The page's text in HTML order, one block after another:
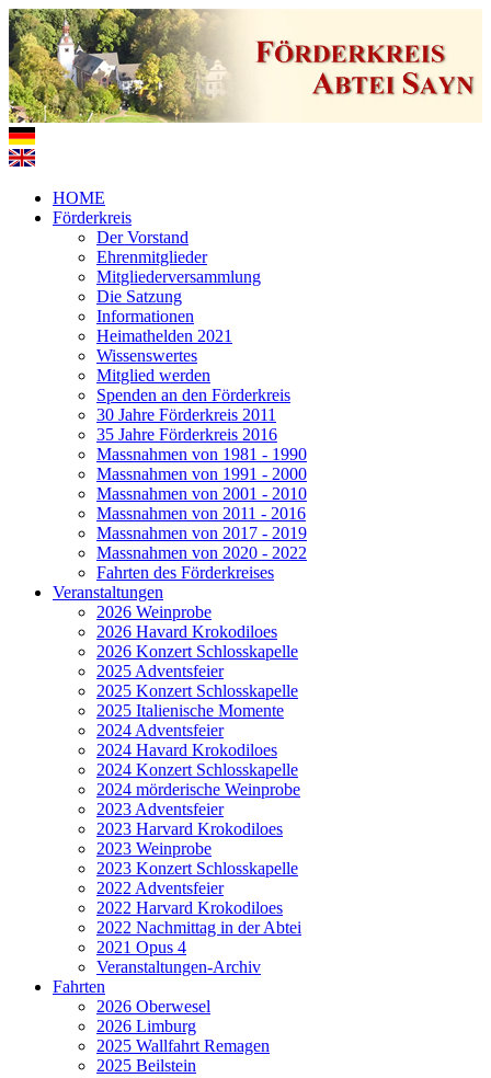
HOME
Förderkreis
Der Vorstand
Ehrenmitglieder
Mitgliederversammlung
Die Satzung
Informationen
Heimathelden 2021
Wissenswertes
Mitglied werden
Spenden an den Förderkreis
30 Jahre Förderkreis 2011
35 Jahre Förderkreis 2016
Massnahmen von 1981 - 1990
Massnahmen von 1991 - 2000
Massnahmen von 2001 - 2010
Massnahmen von 2011 - 2016
Massnahmen von 2017 - 2019
Massnahmen von 2020 - 2022
Fahrten des Förderkreises
Veranstaltungen
2026 Weinprobe
2026 Havard Krokodiloes
2026 Konzert Schlosskapelle
2025 Adventsfeier
2025 Konzert Schlosskapelle
2025 Italienische Momente
2024 Adventsfeier
2024 Havard Krokodiloes
2024 Konzert Schlosskapelle
2024 mörderische Weinprobe
2023 Adventsfeier
2023 Harvard Krokodiloes
2023 Weinprobe
2023 Konzert Schlosskapelle
2022 Adventsfeier
2022 Harvard Krokodiloes
2022 Nachmittag in der Abtei
2021 Opus 4
Veranstaltungen-Archiv
Fahrten
2026 Oberwesel
2026 Limburg
2025 Wallfahrt Remagen
2025 Beilstein